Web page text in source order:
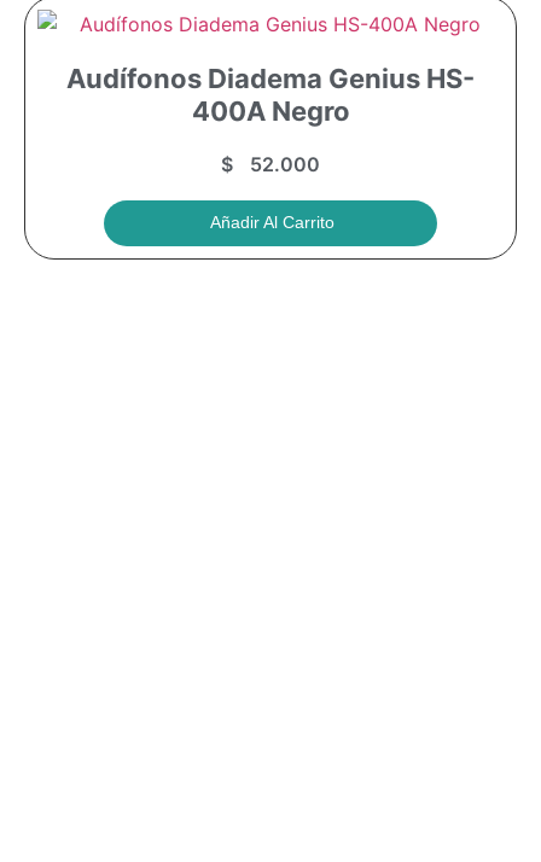
Audífonos Diadema Genius HS-
400A Negro
$ 52.000
Añadir Al Carrito